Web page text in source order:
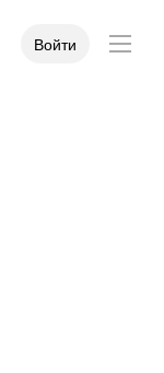
Войти